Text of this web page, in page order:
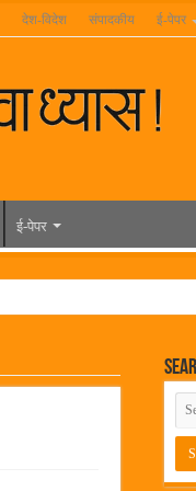
देश-विदेश संपादकीय ई-पेपर
ई-पेपर